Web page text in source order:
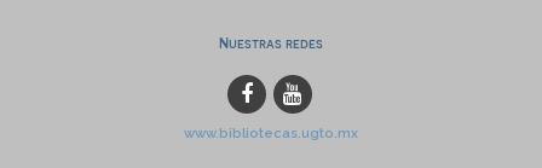
Nuestras redes
www.bibliotecas.ugto.mx